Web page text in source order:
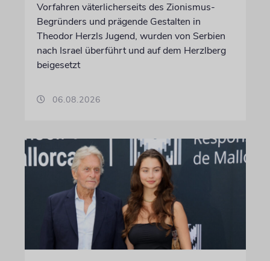
Vorfahren väterlicherseits des Zionismus-
Begründers und prägende Gestalten in
Theodor Herzls Jugend, wurden von Serbien
nach Israel überführt und auf dem Herzlberg
beigesetzt
06.08.2026